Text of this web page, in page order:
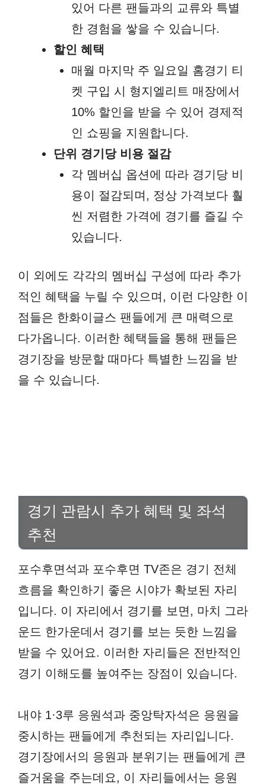
있어 다른 팬들과의 교류와 특별
한 경험을 쌓을 수 있습니다.
할인 혜택
매월 마지막 주 일요일 홈경기 티
켓 구입 시 형지엘리트 매장에서
10% 할인을 받을 수 있어 경제적
인 쇼핑을 지원합니다.
단위 경기당 비용 절감
각 멤버십 옵션에 따라 경기당 비
용이 절감되며, 정상 가격보다 훨
씬 저렴한 가격에 경기를 즐길 수
있습니다.
이 외에도 각각의 멤버십 구성에 따라 추가
적인 혜택을 누릴 수 있으며, 이런 다양한 이
점들은 한화이글스 팬들에게 큰 매력으로
다가옵니다. 이러한 혜택들을 통해 팬들은
경기장을 방문할 때마다 특별한 느낌을 받
을 수 있습니다.
경기 관람시 추가 혜택 및 좌석
추천
포수후면석과 포수후면 TV존은 경기 전체
흐름을 확인하기 좋은 시야가 확보된 자리
입니다. 이 자리에서 경기를 보면, 마치 그라
운드 한가운데서 경기를 보는 듯한 느낌을
받을 수 있어요. 이러한 자리들은 전반적인
경기 이해도를 높여주는 장점이 있습니다.
내야 1·3루 응원석과 중앙탁자석은 응원을
중시하는 팬들에게 추천되는 자리입니다.
경기장에서의 응원과 분위기는 팬들에게 큰
즐거움을 주는데요, 이 자리들에서는 응원